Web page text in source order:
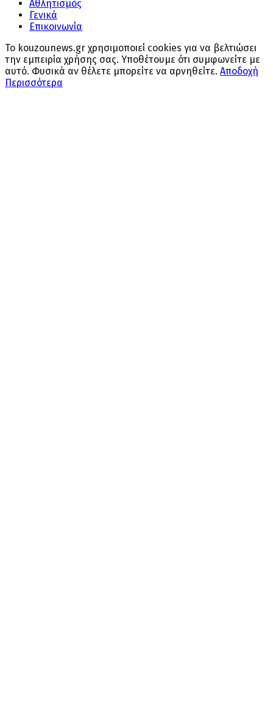
Αθλητισμός
Γενικά
Επικοινωνία
Το kouzounews.gr χρησιμοποιεί cookies για να βελτιώσει
την εμπειρία χρήσης σας. Υποθέτουμε ότι συμφωνείτε με
αυτό. Φυσικά αν θέλετε μπορείτε να αρνηθείτε. Αποδοχή
Περισσότερα